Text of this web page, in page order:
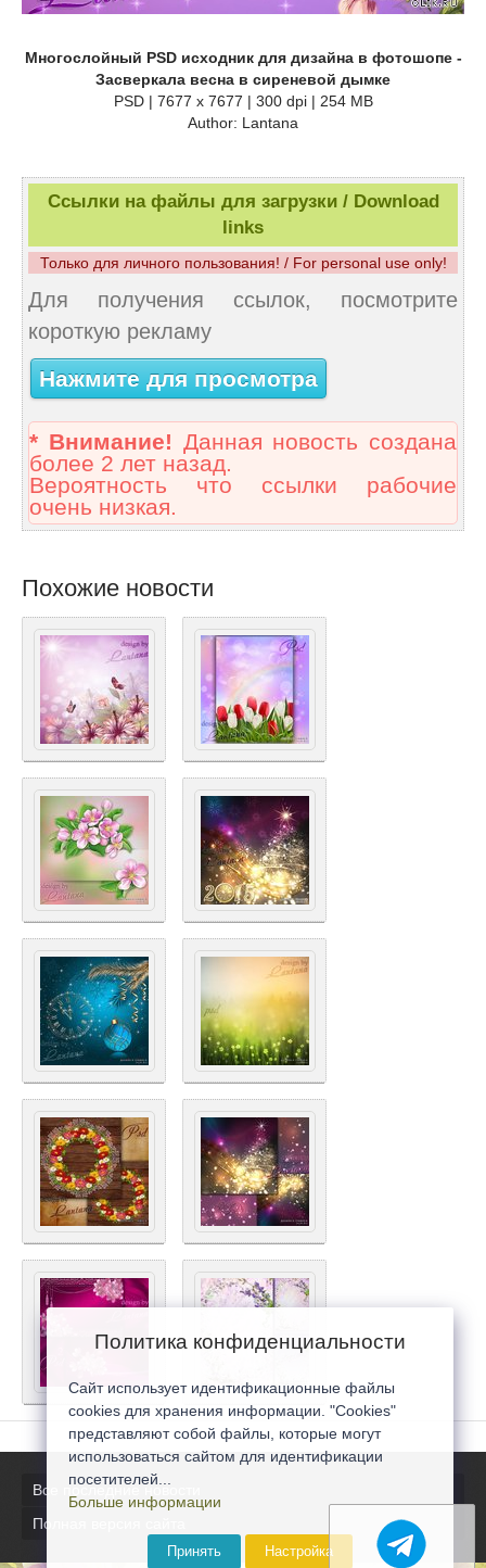
Многослойный PSD исходник для дизайна в фотошопе -
Засверкала весна в сиреневой дымке
PSD | 7677 x 7677 | 300 dpi | 254 MB
Author: Lantana
Ссылки на файлы для загрузки / Download
links
Только для личного пользования! / For personal use only!
Для получения ссылок, посмотрите
короткую рекламу
Нажмите для просмотра
* Внимание! Данная новость создана
более 2 лет назад.
Вероятность что ссылки рабочие
очень низкая.
Похожие новости
Все последние новости
Полная версия сайта
Политика конфиденциальности
Сайт использует идентификационные файлы
cookies для хранения информации. "Cookies"
представляют собой файлы, которые могут
использоваться сайтом для идентификации
посетителей...
Больше информации
Принять Настройка